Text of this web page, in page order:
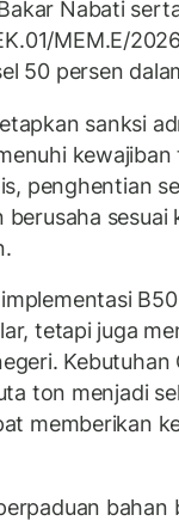
Nabati
MEM.E/
50 persen
sanksi
penghentian
tetapi juga
Kebutuhan
ton menjadi
memberikan
bahan